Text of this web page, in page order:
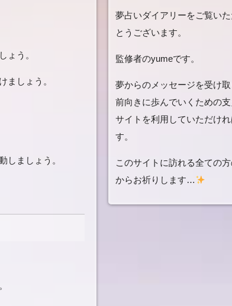
ょう。
ましょう。
しましょう。
夢占いダイアリーをご覧い
とうございます。
監修者のyumeです。
夢からのメッセージを受け
前向きに歩んでいくための
サイトを利用していただけ
す。
このサイトに訪れる全ての
からお祈りします…